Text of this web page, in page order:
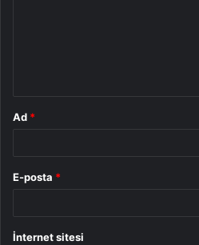
Ad *
E-posta *
İnternet sitesi